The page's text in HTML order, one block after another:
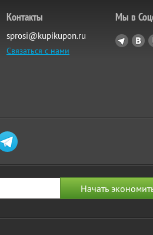
Контакты
sprosi@kupikupon.ru
Связаться с нами
Мы в